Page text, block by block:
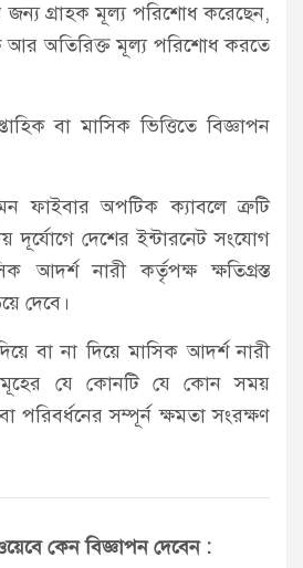
জন্য গ্রাহক মূল্য পরিশোধ করেছেন,
আর অতিরিক্ত মূল্য পরিশোধ করতে
বা মাসিক ভিত্তিতে বিজ্ঞাপন
ফাইবার অপটিক ক্যাবলে ত্রুটি
দূর্যোগে দেশের ইন্টারনেট সংযোগ
আদর্শ নারী কর্তৃপক্ষ ক্ষতিগ্রস্ত
দেবে।
বা না দিয়ে মাসিক আদর্শ নারী
যে কোনটি যে কোন সময়
পরিবর্ধনের সম্পূর্ন ক্ষমতা সংরক্ষণ
কেন বিজ্ঞাপন দেবেন :